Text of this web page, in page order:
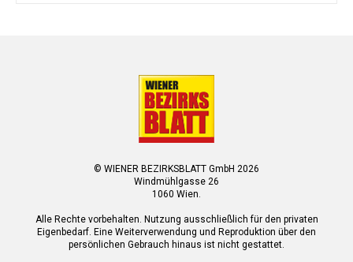
© WIENER BEZIRKSBLATT GmbH 2026
Windmühlgasse 26
1060 Wien.
Alle Rechte vorbehalten. Nutzung ausschließlich für den privaten
Eigenbedarf. Eine Weiterverwendung und Reproduktion über den
persönlichen Gebrauch hinaus ist nicht gestattet.